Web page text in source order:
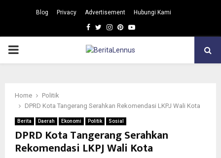
Blog Privacy Advertisement Hubungi Kami
Facebook
TwitterInstagram
Pinterest
Youtube
PRIMARY
Home
Politik
DPRD Kota Tangerang Serahkan Rekomendasi LKPJ Wali Kota
Berita Daerah Ekonomi Politik Sosial
DPRD Kota Tangerang Serahkan
Rekomendasi LKPJ Wali Kota